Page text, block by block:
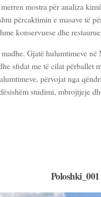
mostra për analiza
përcaktimin e masave të
konservuese dhe
Gjatë hulumtimeve
sfidat me të cilat
përvojat nga
studimi, mbrojtjeje
Poloshki_001